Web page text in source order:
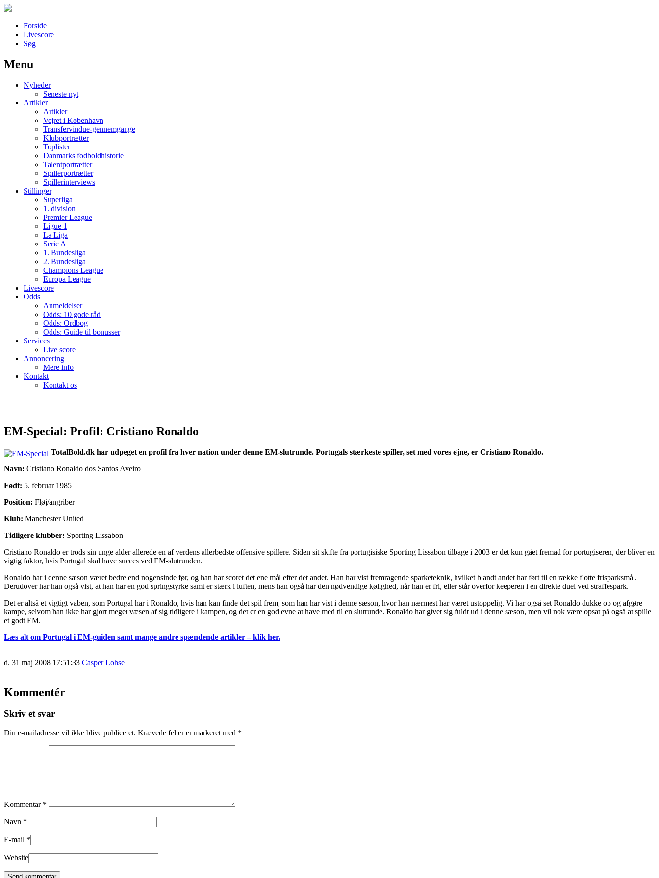
Forside
Livescore
Søg
Наши партнеры
лучшие займы
Menu
Nyheder
Seneste nyt
Artikler
Artikler
Vejret i København
Transfervindue-gennemgange
Klubportrætter
Toplister
Danmarks fodboldhistorie
Talentportrætter
Spillerportrætter
Spillerinterviews
Stillinger
Superliga
1. division
Premier League
Ligue 1
La Liga
Serie A
1. Bundesliga
2. Bundesliga
Champions League
Europa League
Livescore
Odds
Anmeldelser
Odds: 10 gode råd
Odds: Ordbog
Odds: Guide til bonusser
Services
Live score
Annoncering
Mere info
Kontakt
Kontakt os
EM-Special: Profil: Cristiano Ronaldo
TotalBold.dk har udpeget en profil fra hver nation under denne EM-slutrunde. Portugals stærkeste spiller, set med vores øjne, er Cristiano Ronaldo.
Navn: Cristiano Ronaldo dos Santos Aveiro
Født: 5. februar 1985
Position: Fløj/angriber
Klub: Manchester United
Tidligere klubber: Sporting Lissabon
Cristiano Ronaldo er trods sin unge alder allerede en af verdens allerbedste offensive spillere. Siden sit skifte fra portugisiske Sporting Lissabon tilbage i 2003 er det kun gået fremad for portugiseren, der bliver en
vigtig faktor, hvis Portugal skal have succes ved EM-slutrunden.
Ronaldo har i denne sæson været bedre end nogensinde før, og han har scoret det ene mål efter det andet. Han har vist fremragende sparketeknik, hvilket blandt andet har ført til en række flotte frisparksmål.
Derudover har han også vist, at han har en god springstyrke samt er stærk i luften, mens han også har den nødvendige kølighed, når han er fri, eller står overfor keeperen i en direkte duel ved straffespark.
Det er altså et vigtigt våben, som Portugal har i Ronaldo, hvis han kan finde det spil frem, som han har vist i denne sæson, hvor han nærmest har været ustoppelig. Vi har også set Ronaldo dukke op og afgøre
kampe, selvom han ikke har gjort meget væsen af sig tidligere i kampen, og det er en god evne at have med til en slutrunde. Ronaldo har givet sig fuldt ud i denne sæson, men vil nok være opsat på også at spille
et godt EM.
Læs alt om Portugal i EM-guiden samt mange andre spændende artikler – klik her.
d. 31 maj 2008 17:51:33 Casper Lohse
Kommentér
Skriv et svar
Din e-mailadresse vil ikke blive publiceret. Krævede felter er markeret med *
Kommentar *
Navn *
E-mail *
Website